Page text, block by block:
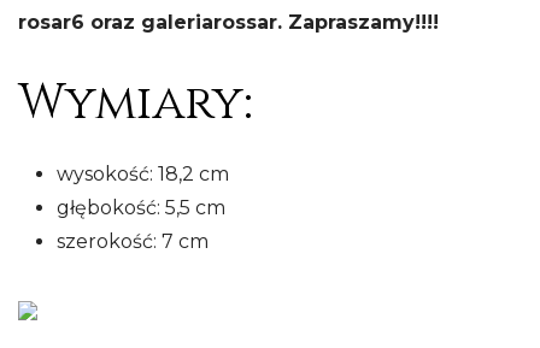
rosar6 oraz galeriarossar. Zapraszamy!!!!
Wymiary:
wysokość: 18,2 cm
głębokość: 5,5 cm
szerokość: 7 cm